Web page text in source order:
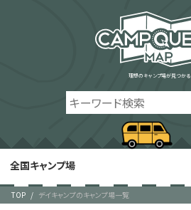
理想のキャンプ場が見つかる
全国キャンプ場
TOP デイキャンプのキャンプ場一覧